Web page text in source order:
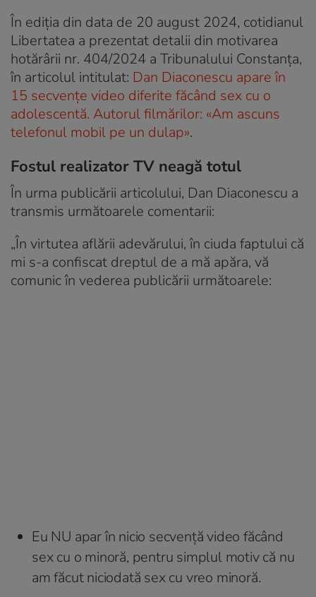
În ediția din data de 20 august 2024, cotidianul
Libertatea a prezentat detalii din motivarea
hotărârii nr. 404/2024 a Tribunalului Constanța,
în articolul intitulat: Dan Diaconescu apare în
15 secvențe video diferite făcând sex cu o
adolescentă. Autorul filmărilor: «Am ascuns
telefonul mobil pe un dulap».
Fostul realizator TV neagă totul
În urma publicării articolului, Dan Diaconescu a
transmis următoarele comentarii:
„În virtutea aflării adevărului, în ciuda faptului că
mi s-a confiscat dreptul de a mă apăra, vă
comunic în vederea publicării următoarele:
Eu NU apar în nicio secvență video făcând
sex cu o minoră, pentru simplul motiv că nu
am făcut niciodată sex cu vreo minoră.